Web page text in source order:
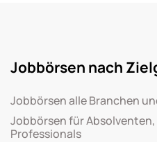
Jobbörsen nach
Jobbörsen alle Branchen
Jobbörsen für
Professionals